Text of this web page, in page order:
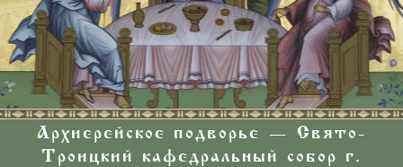
Архиерейское подворье — Свято-
Троицкий кафедральный собор г.